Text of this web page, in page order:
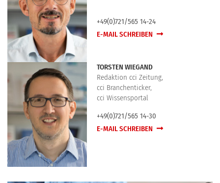
+49(0)721/565 14-24
E-MAIL SCHREIBEN
TORSTEN WIEGAND
Redaktion cci Zeitung,
cci Branchenticker,
cci Wissensportal
+49(0)721/565 14-30
E-MAIL SCHREIBEN